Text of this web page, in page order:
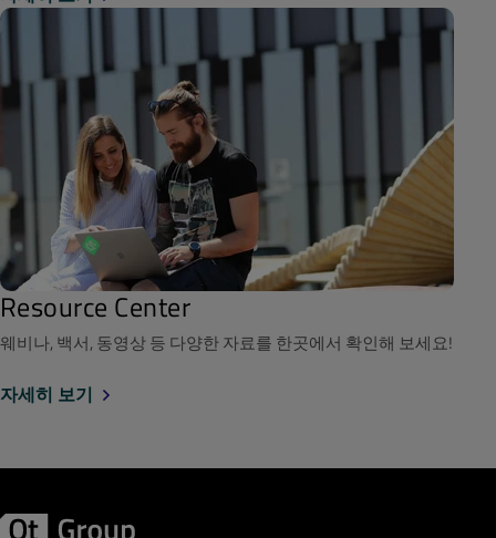
Resource Center
웨비나, 백서, 동영상 등 다양한 자료를 한곳에서 확인해 보세요!
자세히 보기